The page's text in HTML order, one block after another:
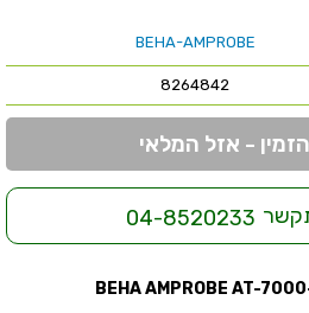
BEHA-AMPROBE
8264842
- אזל המלאי
04-8520233